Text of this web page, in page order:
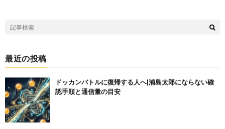
最近の投稿
ドッカンバトルに復帰する人へ|浦島太郎にならない確
認手順と通信量の目安